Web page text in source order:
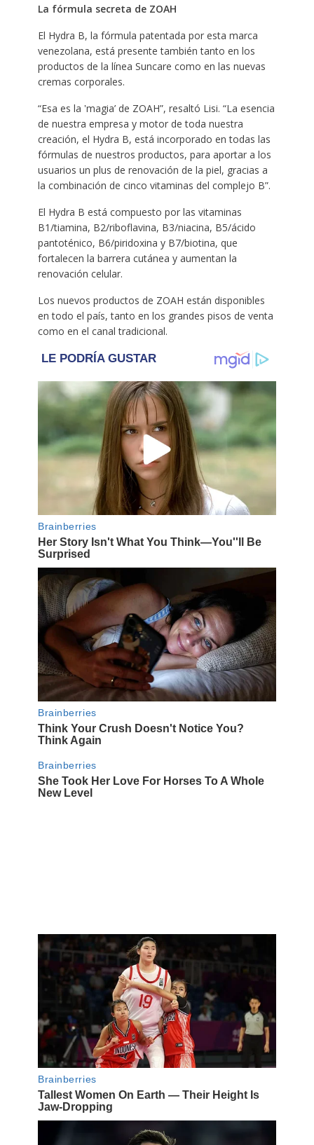
La fórmula secreta de ZOAH
El Hydra B, la fórmula patentada por esta marca
venezolana, está presente también tanto en los
productos de la línea Suncare como en las nuevas
cremas corporales.
“Esa es la ‛magia’ de ZOAH”, resaltó Lisi. “La esencia
de nuestra empresa y motor de toda nuestra
creación, el Hydra B, está incorporado en todas las
fórmulas de nuestros productos, para aportar a los
usuarios un plus de renovación de la piel, gracias a
la combinación de cinco vitaminas del complejo B”.
El Hydra B está compuesto por las vitaminas
B1/tiamina, B2/riboflavina, B3/niacina, B5/ácido
pantoténico, B6/piridoxina y B7/biotina, que
fortalecen la barrera cutánea y aumentan la
renovación celular.
Los nuevos productos de ZOAH están disponibles
en todo el país, tanto en los grandes pisos de venta
como en el canal tradicional.